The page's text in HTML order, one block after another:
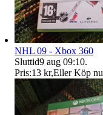
NHL 09 - Xbox 360
Sluttid9 aug 09:10.
Pris:13 kr,Eller Köp nu